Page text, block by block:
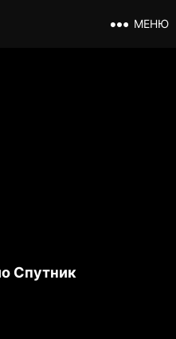
МЕНЮ
Спутник